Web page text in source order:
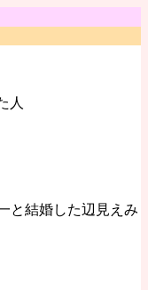
人
結婚した辺見えみ